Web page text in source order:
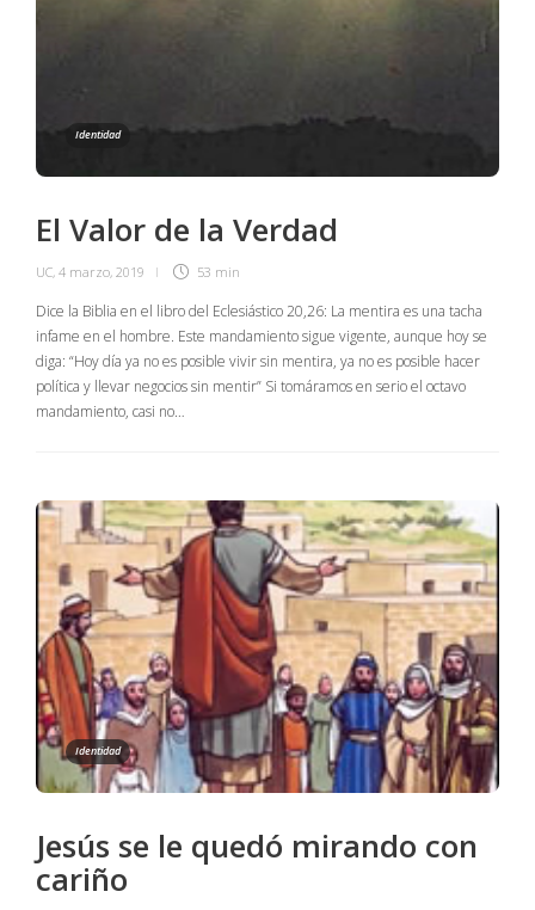
Identidad
El Valor de la Verdad
UC, 4 marzo, 2019 53 min
Dice la Biblia en el libro del Eclesiástico 20,26: La mentira es una tacha
infame en el hombre. Este mandamiento sigue vigente, aunque hoy se
diga: “Hoy día ya no es posible vivir sin mentira, ya no es posible hacer
política y llevar negocios sin mentir” Si tomáramos en serio el octavo
mandamiento, casi no…
Identidad
Jesús se le quedó mirando con
cariño